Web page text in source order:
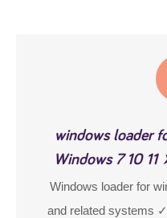
windows loader
Windows 7 10
Windows loader for
and related systems